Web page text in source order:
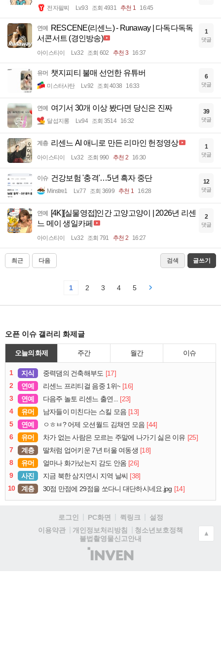
전자팔찌 Lv.93 조회 4931 추천 1 16:45
연예
RESCENE(리센느) - Runaway | 다독다독독
서콘서트 (경인방송)
아이스티이 Lv.32 조회 602 추천 3 16:37
1
댓글
유머 챗지피티 불매 선언한 유튜버
미스터사탄 Lv.92 조회 4038 16:33
6
댓글
연예 여기서 30개 이상 봤다면 당신은 진짜
달섭지롱 Lv.94 조회 3514 16:32
39
댓글
계층 리센느 AI 애니로 만든 리마인 헌정영상
아이스티이 Lv.32 조회 990 추천 2 16:30
1
댓글
이슈 건강보험 '충격'…5년 흑자 중단
Minstre1 Lv.77 조회 3699 추천 1 16:28
12
댓글
연예
[4K][실물영접]인간 고양고양이 | 2026년 리센
느 메이 생일카페
아이스티이 Lv.32 조회 791 추천 2 16:27
2
댓글
최근 다음 검색 글쓰기
1 2 3 4 5
오픈 이슈 갤러리 화제글
오늘의 화제 주간 월간 이슈
1 지식 중력댐의 건축해부도 [17]
2
연예 리센느 프리티걸 음중 1위~ [16]
3
연예 다음주 놀토 리센느 출연... [23]
4
유머 남자들이 미친다는 스킬 모음 [13]
5
연예 ㅇㅎㅂ? 어제 오션월드 김채연 모음 [44]
6
유머 차가 없는 사람은 모르는 주말에 나가기 싫은 이유 [25]
7
계층 딸처럼 업어키운 7년 터울 여동생 [18]
8
유머 얼마나 화가났는지 감도 안옴 [26]
9
사진 지금 북한 삼지연시 지역 날씨 [38]
10
계층 30점 만점에 29점을 쏘다니 대단하시네요.jpg [14]
로그인 PC화면 퀵링크
설정
이용약관
개인정보처리방침
청소년보호정책
불법촬영물신고안내
(주)
인
▲